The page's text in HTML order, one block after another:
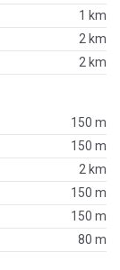
1 km
2 km
2 km
150 m
150 m
2 km
150 m
150 m
80 m